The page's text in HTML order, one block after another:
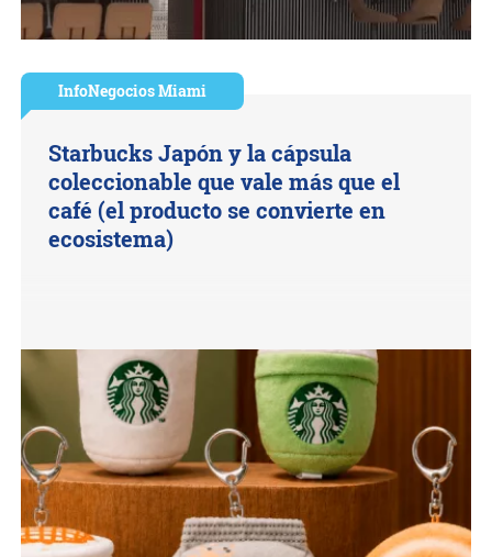
InfoNegocios Miami
Starbucks Japón y la cápsula
coleccionable que vale más que el
café (el producto se convierte en
ecosistema)